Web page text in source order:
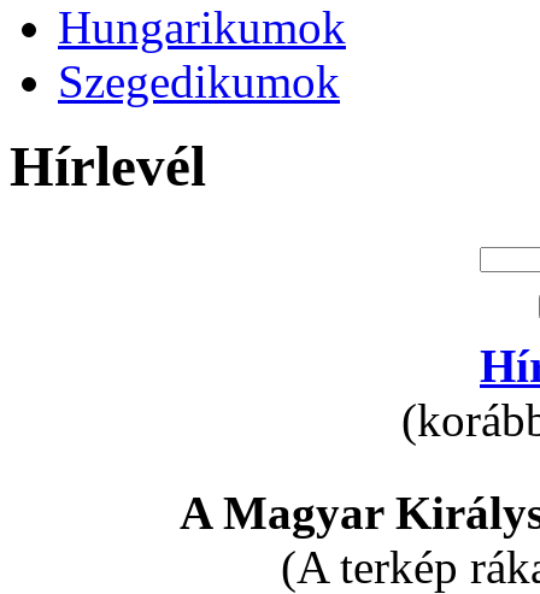
Hungarikumok
Szegedikumok
Hírlevél
A Magyar
(A terkép